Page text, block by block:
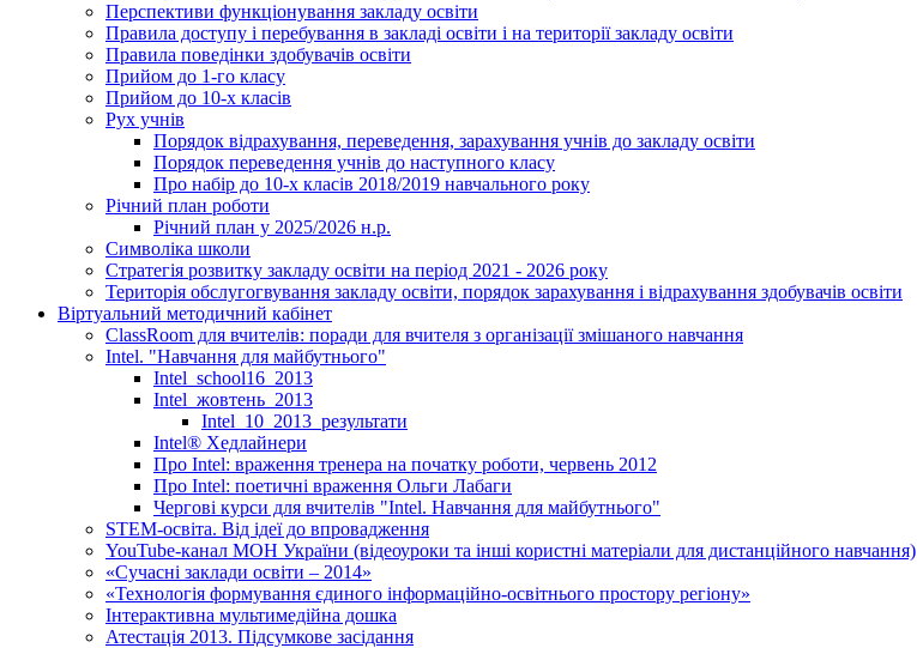
Перспективи функціонування закладу освіти
Правила доступу і перебування в закладі освіти і на території закладу освіти
Правила поведінки здобувачів освіти
Прийом до 1-го класу
Прийом до 10-х класів
Рух учнів
Порядок відрахування, переведення, зарахування учнів до закладу освіти
Порядок переведення учнів до наступного класу
Про набір до 10-х класів 2018/2019 навчального року
Річний план роботи
Річний план у 2025/2026 н.р.
Символіка школи
Стратегія розвитку закладу освіти на період 2021 - 2026 року
Територія обслугогвування закладу освіти, порядок зарахування і відрахування здобувачів освіти
Віртуальний методичний кабінет
ClassRoom для вчителів: поради для вчителя з організації змішаного навчання
Intel. "Навчання для майбутнього"
Intel_school16_2013
Intel_жовтень_2013
Intel_10_2013_результати
Іntel® Хедлайнери
Про Intel: враження тренера на початку роботи, червень 2012
Про Intel: поетичні враження Ольги Лабаги
Чергові курси для вчителів "Intel. Навчання для майбутнього"
STEM-освіта. Від ідеї до впровадження
YouTube-канал МОН України (відеоуроки та інші користні матеріали для дистанційного навчання)
«Сучасні заклади освіти – 2014»
«Технологія формування єдиного інформаційно-освітнього простору регіону»
Інтерактивна мультимедійна дошка
Атестація 2013. Підсумкове засідання